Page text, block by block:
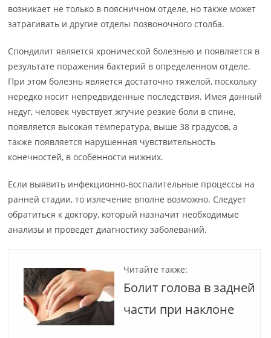
возникает не только в поясничном отделе, но также может
затрагивать и другие отделы позвоночного столба.
Спондилит является хронической болезнью и появляется в
результате поражения бактерий в определенном отделе.
При этом болезнь является достаточно тяжелой, поскольку
нередко носит непредвиденные последствия. Имея данный
недуг, человек чувствует жгучие резкие боли в спине,
появляется высокая температура, выше 38 градусов, а
также появляется нарушенная чувствительность
конечностей, в особенности нижних.
Если выявить инфекционно-воспалительные процессы на
ранней стадии, то излечение вполне возможно. Следует
обратиться к доктору, который назначит необходимые
анализы и проведет диагностику заболеваний.
Читайте также:
Болит голова в задней
части при наклоне